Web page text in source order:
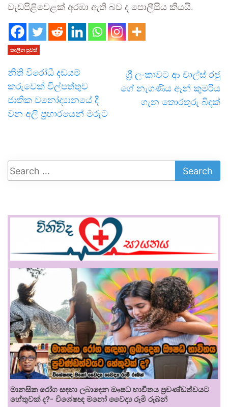
වැඩපිළිවෙළක් අරඹා ඇති බව ද පොලීසිය කියයි.
කාලීන පුවත්
නීති විරෝධී දඩයම්
කරුවෙක් විල්පත්තුව
ජාතික වනෝද්‍යානයේ දී
වන අලි ප්‍රහාරයෙන් මරුට
ශ්‍රී ලංකාවට ආ චාල්ස් රජු
ගේ නැගණිය ඈන් කුමරිය
ගැන තොරතුරු බිඳක්
මානසික රෝග සඳහා ලබාදෙන ඖෂධ භාවිතය ප්‍රචණ්ඩත්වයට
හේතුවක් ද?- විශේෂඥ මනෝ වෛද්‍ය රූමි රූබන්